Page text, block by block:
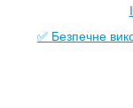
✅ Безпечне